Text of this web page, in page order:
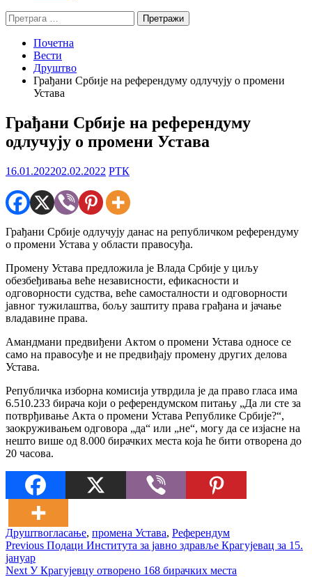
Претрага
за:
Почетна
Вести
Друштво
Грађани Србије на референдуму одлучују о промени
Устава
Грађани Србије на референдуму
одлучују о промени Устава
16.01.202202.02.2022 РТК
Грађани Србије одлучују данас на републичком референдуму
о промени Устава у области правосуђа.
Промену Устава предложила је Влада Србије у циљу
обезбеђивања веће независности, ефикасности и
одговорности судства, веће самосталности и одговорности
јавног тужилаштва, бољу заштиту права грађана и јачање
владавине права.
Амандмани предвиђени Актом о промени Устава односе се
само на правосуђе и не предвиђају промену других делова
Устава.
Републичка изборна комисија утврдила је да право гласа има
6.510.233 бирача који о референдумском питању „Да ли сте за
потврђивање Акта о промени Устава Републике Србије?“,
заокруживањем одговора „да“ или „не“, могу да се изјасне на
нешто више од 8.000 бирачких места која ће бити отворена до
20 часова.
Друштвогласање, промена Устава, Референдум
Кретање
чланка
Previous Previous
Подаци Института за јавно здравље Крагујевац за 15.
јануар
Next Next
У Крагујевцу отворено 168 бирачких места